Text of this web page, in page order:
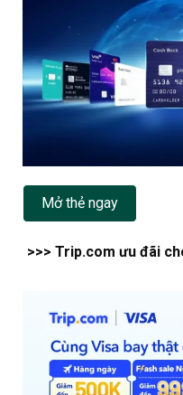
Mở thẻ ngay
>>> Trip.com ưu đãi